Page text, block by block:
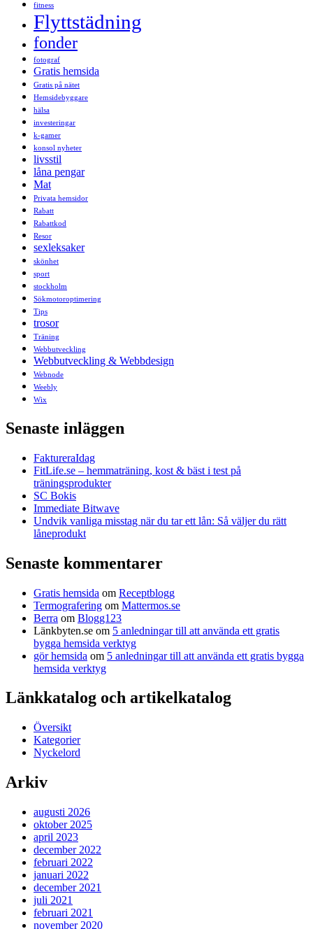
fitness
Flyttstädning
fonder
fotograf
Gratis hemsida
Gratis på nätet
Hemsidebyggare
hälsa
investeringar
k-gamer
konsol nyheter
livsstil
låna pengar
Mat
Privata hemsidor
Rabatt
Rabattkod
Resor
sexleksaker
skönhet
sport
stockholm
Sökmotoroptimering
Tips
trosor
Träning
Webbutveckling
Webbutveckling & Webbdesign
Webnode
Weebly
Wix
Senaste inläggen
FaktureraIdag
FitLife.se – hemmaträning, kost & bäst i test på
träningsprodukter
SC Bokis
Immediate Bitwave
Undvik vanliga misstag när du tar ett lån: Så väljer du rätt
låneprodukt
Senaste kommentarer
Gratis hemsida om Receptblogg
Termografering om Mattermos.se
Berra om Blogg123
Länkbyten.se om 5 anledningar till att använda ett gratis
bygga hemsida verktyg
gör hemsida om 5 anledningar till att använda ett gratis bygga
hemsida verktyg
Länkkatalog och artikelkatalog
Översikt
Kategorier
Nyckelord
Arkiv
augusti 2026
oktober 2025
april 2023
december 2022
februari 2022
januari 2022
december 2021
juli 2021
februari 2021
november 2020